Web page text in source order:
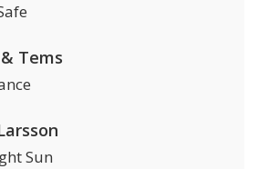
Tems
Sun